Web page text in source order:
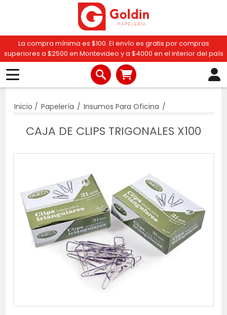
La compra mínima es $100. El envío es gratis por compras
superiores a $2500 en Montevideo y a $4000 en el interior del país
Inicio / Papelería / Insumos Para Oficina /
CAJA DE CLIPS TRIGONALES X100